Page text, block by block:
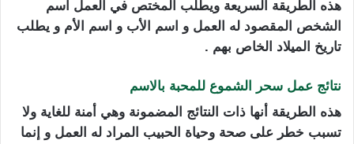
هذه الطريقة السريعة ويطلب المختص في العمل اسم
الشخص المقصود له العمل و اسم الأب و اسم الأم و يطلب
تاريخ الميلاد الخاص بهم .
نتائج عمل سحر الشموع للمحبة بالاسم
هذه الطريقة أنها ذات النتائج المضمونة وهي أمنة للغاية ولا
تسبب خطر على صحة وحياة الحبيب المراد له العمل و إنما